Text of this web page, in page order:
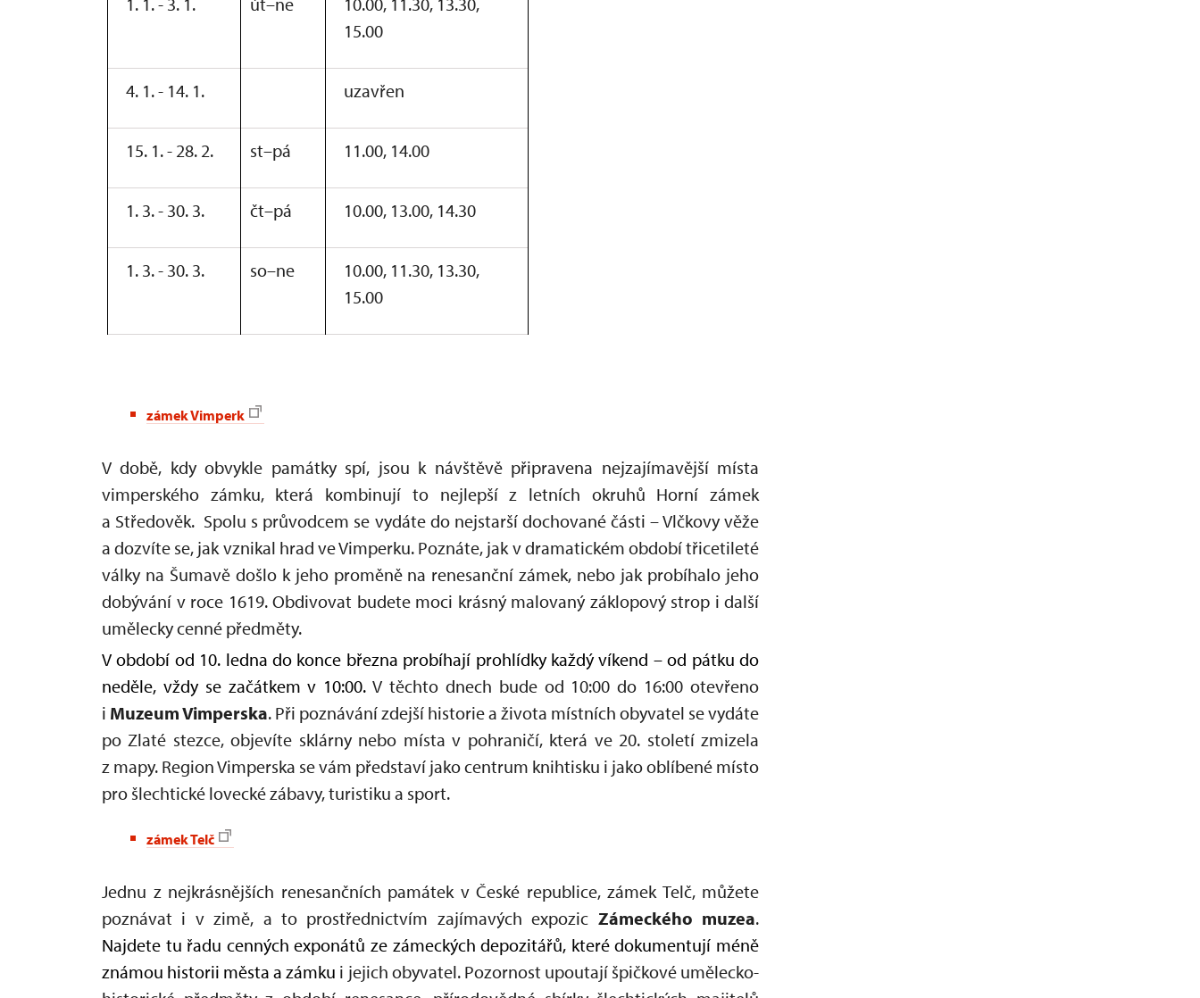
15.00
4. 1. - 14. 1. uzavřen
15. 1. - 28. 2. st–pá 11.00, 14.00
1. 3. - 30. 3. čt–pá 10.00, 13.00, 14.30
1. 3. - 30. 3. so–ne
10.00, 11.30, 13.30,
15.00
zámek Vimperk
V době, kdy obvykle památky spí, jsou k návštěvě připravena nejzajímavější místa
vimperského zámku, která kombinují to nejlepší z letních okruhů Horní zámek
a Středověk. Spolu s průvodcem se vydáte do nejstarší dochované části – Vlčkovy věže
a dozvíte se, jak vznikal hrad ve Vimperku. Poznáte, jak v dramatickém období třicetileté
války na Šumavě došlo k jeho proměně na renesanční zámek, nebo jak probíhalo jeho
dobývání v roce 1619. Obdivovat budete moci krásný malovaný záklopový strop i další
umělecky cenné předměty.
V období od 10. ledna do konce března probíhají prohlídky každý víkend – od pátku do
neděle, vždy se začátkem v 10:00.V těchto dnech bude od 10:00 do 16:00 otevřeno
i Muzeum Vimperska. Při poznávání zdejší historie a života místních obyvatel se vydáte
po Zlaté stezce, objevíte sklárny nebo místa v pohraničí, která ve 20. století zmizela
z mapy. Region Vimperska se vám představí jako centrum knihtisku i jako oblíbené místo
pro šlechtické lovecké zábavy, turistiku a sport.
zámek Telč
Jednu z nejkrásnějších renesančních památek v České republice, zámek Telč, můžete
poznávat i v zimě, a to prostřednictvím zajímavých expozic Zámeckého muzea.
Najdete tu řadu cenných exponátů ze zámeckých depozitářů, které dokumentují méně
známou historii města a zámku i jejich obyvatel. Pozornost upoutají špičkové umělecko-